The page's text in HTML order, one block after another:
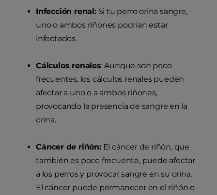
Infección renal:Si tu perro orina sangre,
uno o ambos riñones podrían estar
infectados.
Cálculos renales: Aunque son poco
frecuentes, los cálculos renales pueden
afectar a uno o a ambos riñones,
provocando la presencia de sangre en la
orina.
Cáncer de riñón:El cáncer de riñón, que
también es poco frecuente, puede afectar
a los perros y provocar sangre en su orina.
El cáncer puede permanecer en el riñón o